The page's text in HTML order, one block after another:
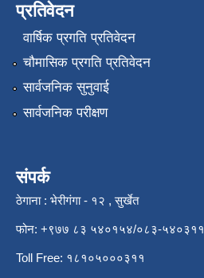
प्रतिवेदन
वार्षिक प्रगति प्रतिवेदन
चौमासिक प्रगति प्रतिवेदन
सार्वजनिक सुनुवाई
सार्वजनिक परीक्षण
संपर्क
ठेगाना : भेरीगंगा - १२ , सुर्खेत
फोन: +९७७ ८३ ५४०१५४/०८३-५४०३११
Toll Free: १८१०५०००३११